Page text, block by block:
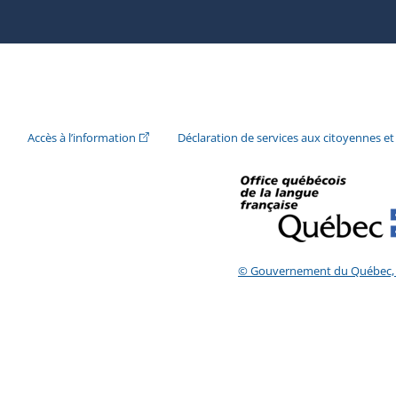
hyperlien externe s'ouvrira dans une nouvelle fenêtre.)
Accès à l’information (Cet hyperlien externe s'ouvrira dans une
Déclaration de services aux citoyennes
© Gouvernement du Québec,